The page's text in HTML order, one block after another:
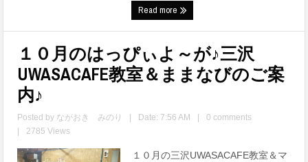
Read more
１０月のはっぴぃよ～が♪三沢
UWASACAFE教室＆ままなびのご案
内♪
Posted by ながおき みのり Date: 7:56 AM
0 comments
2785 Views
１０月の三沢UWASACAFE教室＆マ